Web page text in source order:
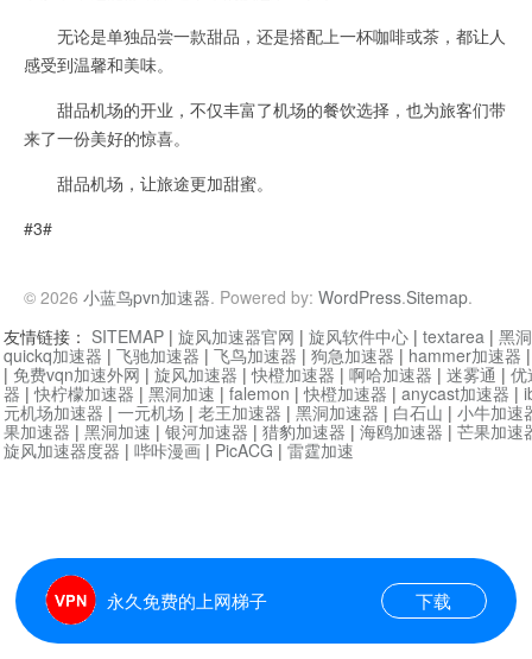
无论是单独品尝一款甜品，还是搭配上一杯咖啡或茶，都让人
感受到温馨和美味。
甜品机场的开业，不仅丰富了机场的餐饮选择，也为旅客们带
来了一份美好的惊喜。
甜品机场，让旅途更加甜蜜。
#3#
© 2026 小蓝鸟pvn加速器. Powered by: WordPress.Sitemap.
永久免费的上网梯子 下载
友情链接： SITEMAP | 旋风加速器官网 | 旋风软件中心 | textarea | 黑
quickq加速器 | 飞驰加速器 | 飞鸟加速器 | 狗急加速器 | hammer加速器
| 免费vqn加速外网 | 旋风加速器 |快橙加速器 | 啊哈加速器 | 迷雾通 | 优
器 |快柠檬加速器 | 黑洞加速 | falemon |快橙加速器 | anycast加速器 |
元机场加速器 | 一元机场 | 老王加速器 | 黑洞加速器 | 白石山 | 小牛加速
果加速器 | 黑洞加速 | 银河加速器 | 猎豹加速器 | 海鸥加速器 | 芒果加速
旋风加速器度器 | 哔咔漫画 | PicACG | 雷霆加速